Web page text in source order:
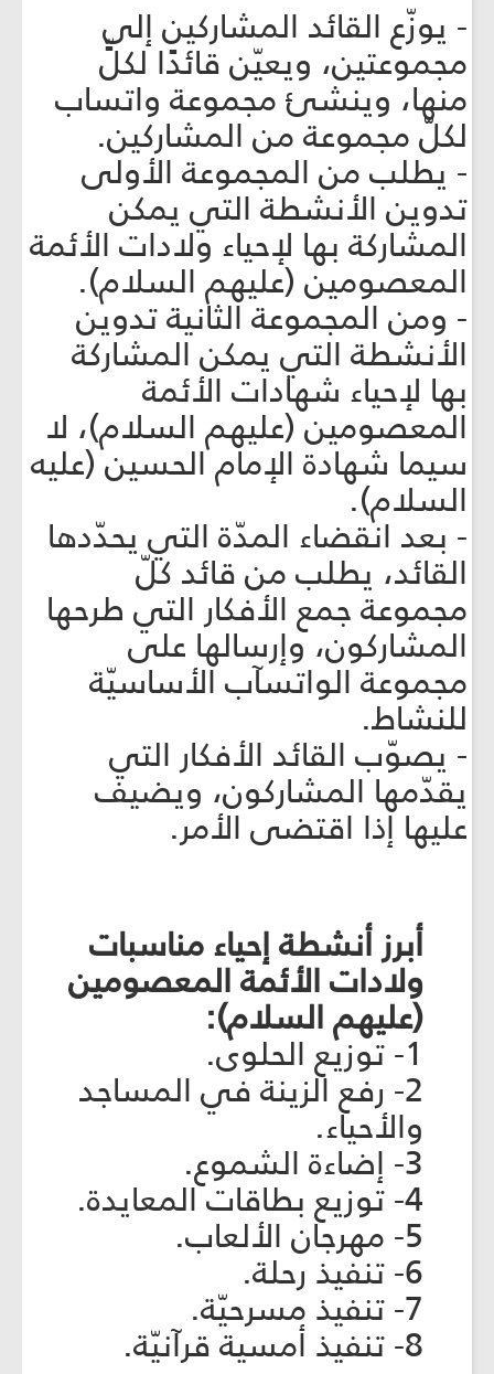
- يوزّع القائد المشاركين إلى
مجموعتين، ويعيّن قائدًا لكلٍّ
منها، وينشئ مجموعة واتساب
لكلّ مجموعة من المشاركين.
- يطلب من المجموعة الأولى
تدوين الأنشطة التي يمكن
المشاركة بها لإحياء ولادات الأئمة
المعصومين (عليهم السلام).
- ومن المجموعة الثانية تدوين
الأنشطة التي يمكن المشاركة
بها لإحياء شهادات الأئمة
المعصومين (عليهم السلام)، لا
سيما شهادة الإمام الحسين (عليه
السلام).
- بعد انقضاء المدّة التي يحدّدها
القائد، يطلب من قائد كلّ
مجموعة جمع الأفكار التي طرحها
المشاركون، وإرسالها على
مجموعة الواتسآب الأساسيّة
للنشاط.
- يصوّب القائد الأفكار التي
يقدّمها المشاركون، ويضيف
عليها إذا اقتضى الأمر.
أبرز أنشطة إحياء مناسبات
ولادات الأئمة المعصومين
(عليهم السلام):
1- توزيع الحلوى.
2- رفع الزينة في المساجد
والأحياء.
3- إضاءة الشموع.
4- توزيع بطاقات المعايدة.
5- مهرجان الألعاب.
6- تنفيذ رحلة.
7- تنفيذ مسرحيّة.
8- تنفيذ أمسية قرآنيّة.